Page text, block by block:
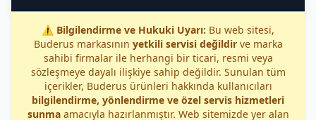
⚠️ Bilgilendirme ve Hukuki Uyarı: Bu web sitesi,
Buderus markasının yetkili servisi değildirve marka
sahibi firmalar ile herhangi bir ticari, resmi veya
sözleşmeye dayalı ilişkiye sahip değildir. Sunulan tüm
içerikler, Buderus ürünleri hakkında kullanıcıları
bilgilendirme, yönlendirme ve özel servis hizmetleri
sunmaamacıyla hazırlanmıştır. Web sitemizde yer alan